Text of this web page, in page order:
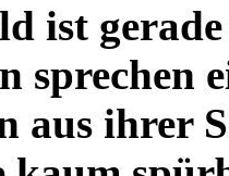
ist
sprechen
aus ihrer